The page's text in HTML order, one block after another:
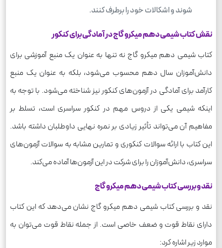
شوند و اشکالات خود را برطرف کنند.
نقش کتاب شیمی دهم میکرو گاج در آمادگی برای کنکور
کتاب شیمی دهم میکرو گاج نه تنها به عنوان یک منبع آموزشی برای
دانش‌آموزان سال دهم محسوب می‌شود، بلکه به عنوان یک منبع
کارآمد برای آمادگی در آزمون‌های کنکور نیز شناخته می‌شود. با توجه به
اینکه شیمی یکی از دروس مهم در کنکور سراسری است، تسلط بر
مفاهیم آن می‌تواند تأثیر زیادی بر نمره نهایی داوطلبان داشته باشد.
این کتاب با ارائه سوالات کنکوری و تمارین مشابه به سوالات آزمون‌های
سراسری، دانش‌آموزان را برای شرکت در این آزمون‌ها آماده می‌کند.
نقد و بررسی کتاب شیمی دهم میکرو گاج
نقد و بررسی کتاب شیمی دهم میکرو گاج نشان می‌دهد که این کتاب
دارای نقاط قوت و ضعف خاصی است. از جمله نقاط قوت می‌توان به
موارد زیر اشاره کرد: